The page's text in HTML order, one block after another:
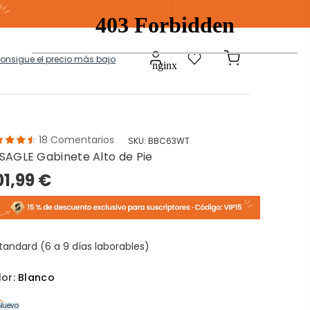
el precio más bajo
Ropa Sucia Baules Ottoman
18 Comentarios SKU: BBC63WT
Gabinete Alto de Pie
€
(6 a 9 días laborables)
Blanco